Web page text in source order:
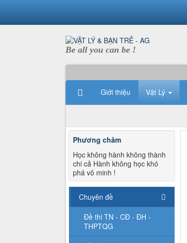
Be all you can be !
Giới thiệu Vật Lý
Phương châm
Học không hành không thành
chi cả Hành không học khó
phá vô minh !
Chuyên đề
Đề thi TN - CĐ - ĐH -
THPTQG